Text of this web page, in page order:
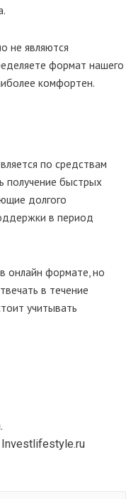
не являются
формат нашего
комфортен.
по средствам
получение быстрых
долгого
в период
онлайн формате, но
в течение
учитывать